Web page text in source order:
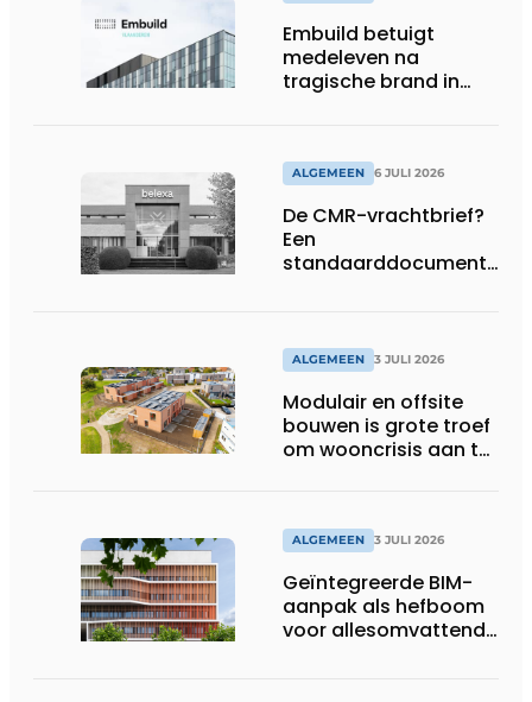
Embuild betuigt
medeleven na
tragische brand in
ALGEMEEN 6 JULI 2026
De CMR-vrachtbrief?
Een
standaarddocument
ALGEMEEN 3 JULI 2026
Modulair en offsite
bouwen is grote troef
om wooncrisis aan te
ALGEMEEN 3 JULI 2026
Geïntegreerde BIM-
aanpak als hefboom
voor allesomvattende